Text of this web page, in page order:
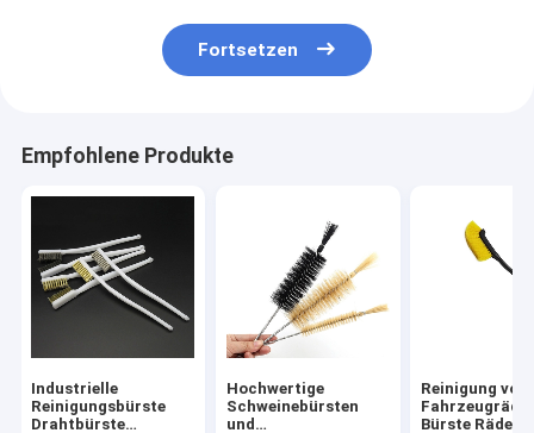
Fortsetzen
Empfohlene Produkte
Industrielle
Reinigungsbürste
Drahtbürste
Hochwertige
Schweinebürsten
und
Reinigung von
Bürste Räder